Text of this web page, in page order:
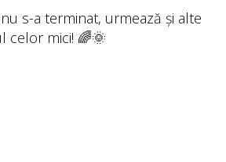
s-a terminat, urmează și alte
celor mici! 🌈🌞